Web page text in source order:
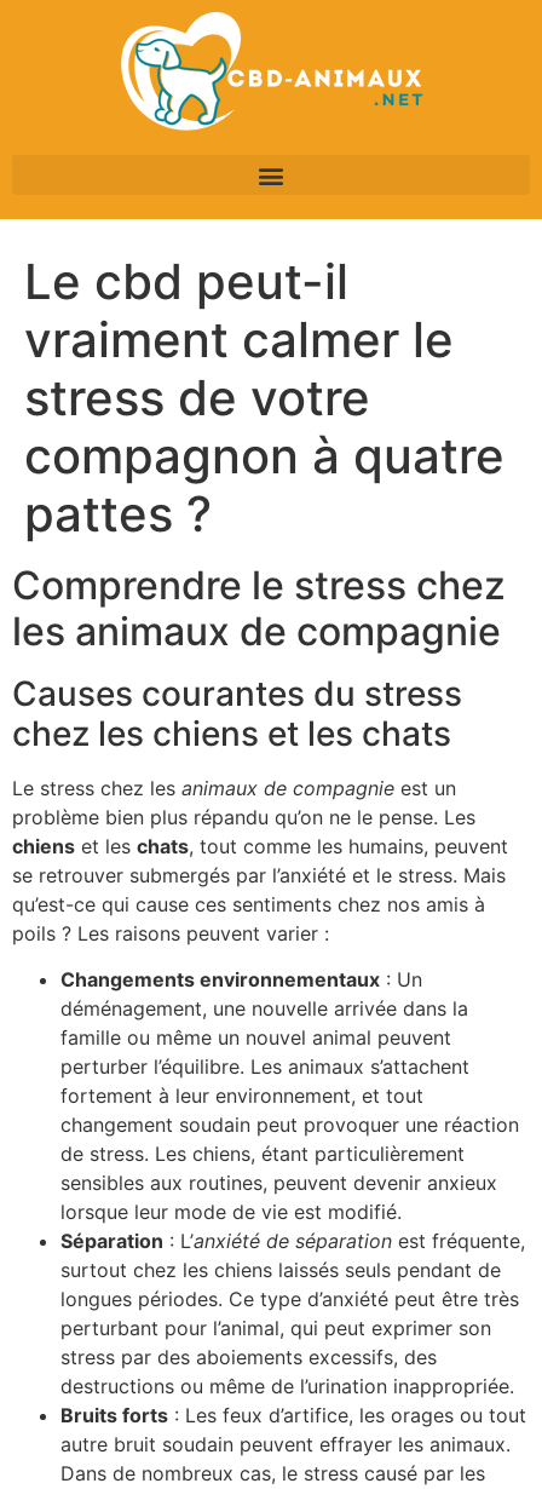
Le cbd peut-il
vraiment calmer le
stress de votre
compagnon à quatre
pattes ?
Comprendre le stress chez
les animaux de compagnie
Causes courantes du stress
chez les chiens et les chats
Le stress chez les animaux de compagnie est un
problème bien plus répandu qu’on ne le pense. Les
chiens et les chats, tout comme les humains, peuvent
se retrouver submergés par l’anxiété et le stress. Mais
qu’est-ce qui cause ces sentiments chez nos amis à
poils ? Les raisons peuvent varier :
Changements environnementaux : Un
déménagement, une nouvelle arrivée dans la
famille ou même un nouvel animal peuvent
perturber l’équilibre. Les animaux s’attachent
fortement à leur environnement, et tout
changement soudain peut provoquer une réaction
de stress. Les chiens, étant particulièrement
sensibles aux routines, peuvent devenir anxieux
lorsque leur mode de vie est modifié.
Séparation : L’anxiété de séparation est fréquente,
surtout chez les chiens laissés seuls pendant de
longues périodes. Ce type d’anxiété peut être très
perturbant pour l’animal, qui peut exprimer son
stress par des aboiements excessifs, des
destructions ou même de l’urination inappropriée.
Bruits forts : Les feux d’artifice, les orages ou tout
autre bruit soudain peuvent effrayer les animaux.
Dans de nombreux cas, le stress causé par les